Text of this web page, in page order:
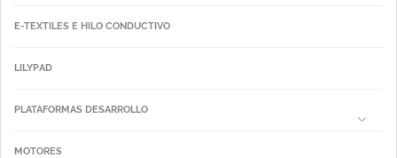
E-TEXTILES E HILO CONDUCTIVO
LILYPAD
PLATAFORMAS DESARROLLO
MOTORES